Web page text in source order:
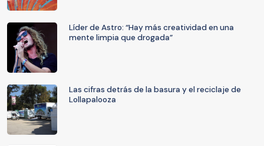
Líder de Astro: “Hay más creatividad en una
mente limpia que drogada”
Las cifras detrás de la basura y el reciclaje de
Lollapalooza